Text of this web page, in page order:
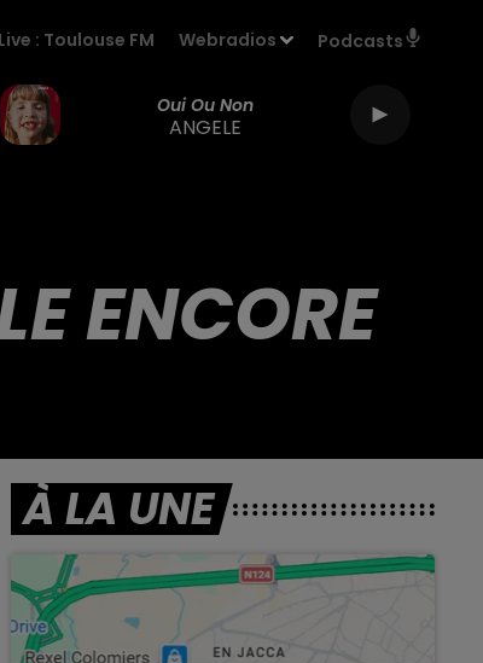
Live : Toulouse FM Webradios Podcasts
Oui Ou Non
ANGELE
ENCORE
À LA UNE